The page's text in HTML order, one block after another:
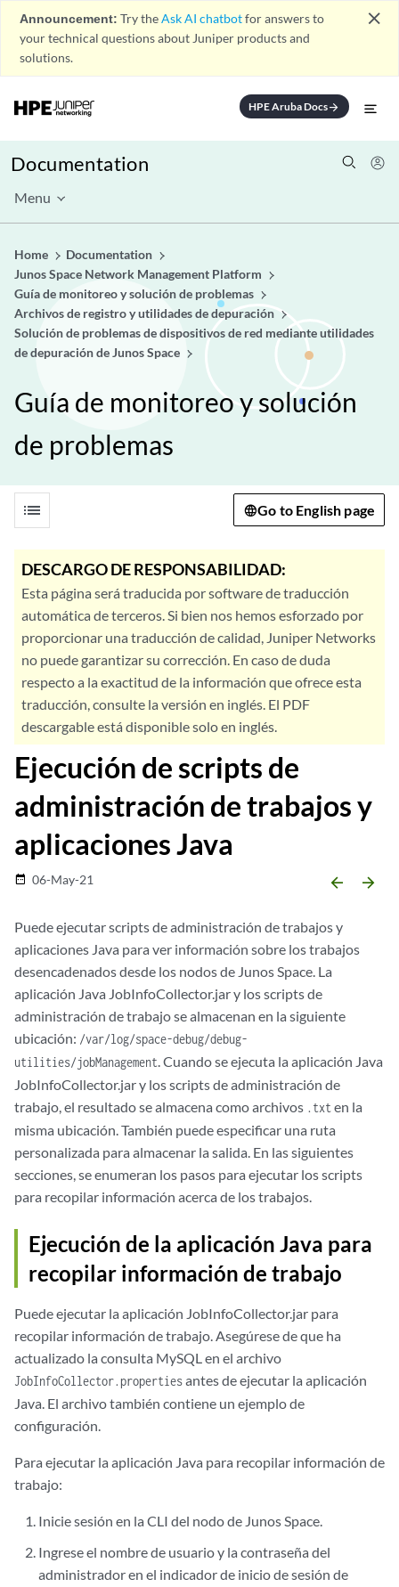
Announcement: Try theAsk AI chatbotfor answers to
your technical questions about Juniper products and
solutions.
close
HPE Aruba Docsarrow_forward
Documentation
Menu
Home
Documentation
Junos Space Network Management Platform
Guía de monitoreo y solución de problemas
Archivos de registro y utilidades de depuración
Solución de problemas de dispositivos de red mediante utilidades
de depuración de Junos Space
Guía de monitoreo y solución
de problemas
list Go to English page
DESCARGO DE RESPONSABILIDAD:
Esta página será traducida por software de traducción
automática de terceros. Si bien nos hemos esforzado por
proporcionar una traducción de calidad, Juniper Networks
no puede garantizar su corrección. En caso de duda
respecto a la exactitud de la información que ofrece esta
traducción, consulte la versión en inglés. El PDF
descargable está disponible solo en inglés.
Ejecución de scripts de
administración de trabajos y
aplicaciones Java
date_range 06-May-21 arrow_backward arrow_forward
Puede ejecutar scripts de administración de trabajos y
aplicaciones Java para ver información sobre los trabajos
desencadenados desde los nodos de Junos Space. La
aplicación Java JobInfoCollector.jar y los scripts de
administración de trabajo se almacenan en la siguiente
ubicación: /var/log/space-debug/debug-
utilities/jobManagement. Cuando se ejecuta la aplicación Java
JobInfoCollector.jar y los scripts de administración de
trabajo, el resultado se almacena como archivos .txten la
misma ubicación. También puede especificar una ruta
personalizada para almacenar la salida. En las siguientes
secciones, se enumeran los pasos para ejecutar los scripts
para recopilar información acerca de los trabajos.
Ejecución de la aplicación Java para
recopilar información de trabajo
Puede ejecutar la aplicación JobInfoCollector.jar para
recopilar información de trabajo. Asegúrese de que ha
actualizado la consulta MySQL en el archivo
JobInfoCollector.propertiesantes de ejecutar la aplicación
Java. El archivo también contiene un ejemplo de
configuración.
Para ejecutar la aplicación Java para recopilar información de
trabajo:
Inicie sesión en la CLI del nodo de Junos Space.
Ingrese el nombre de usuario y la contraseña del
administrador en el indicador de inicio de sesión de